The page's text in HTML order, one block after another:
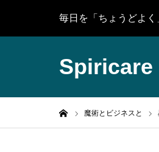
毎日を「ちょうどよく
Spiricare
魔術とビジネスと